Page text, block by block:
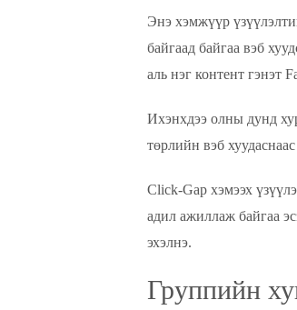
Энэ хэмжүүр
байгаад байгаа вэб
аль нэг контент гэнэт
Ихэнхдээ олны дунд
төрлийн вэб
Click-Gap хэмээх
адил ажиллаж байгаа
эхэлнэ.
Группийн